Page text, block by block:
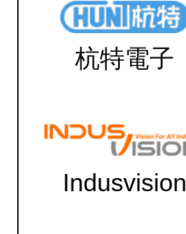
杭特電子
Indusvision